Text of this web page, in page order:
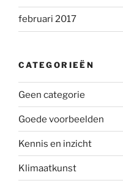
februari 2017
CATEGORIEËN
Geen categorie
Goede voorbeelden
Kennis en inzicht
Klimaatkunst